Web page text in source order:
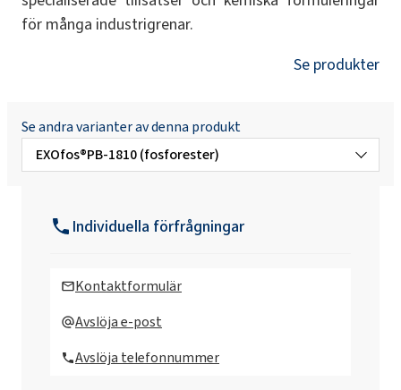
för många industrigrenar.
Se produkter
Se andra varianter av denna produkt
EXOfos®PB-1810 (fosforester)
EXOfos®PB-136B (fosforsyraester)
Individuella förfrågningar
Kontaktformulär
Avslöja e-post
Avslöja telefonnummer